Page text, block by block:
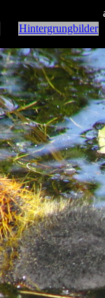
Hintergrungbilder